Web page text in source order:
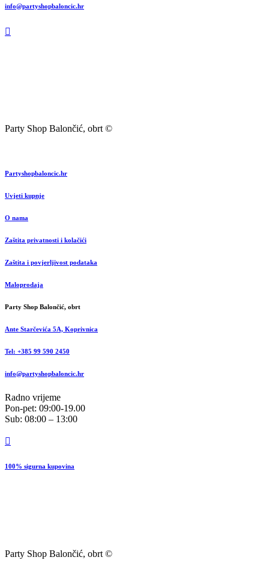
info@partyshopbaloncic.hr
Party Shop Balončić, obrt ©
Partyshopbaloncic.hr
Uvjeti kupnje
O nama
Zaštita privatnosti i kolačići
Zaštita i povjerljivost podataka
Maloprodaja
Party Shop Balončić, obrt
Ante Starčevića 5A, Koprivnica
Tel: +385 99 590 2450
info@partyshopbaloncic.hr
Radno vrijeme
Pon-pet: 09:00-19.00
Sub: 08:00 – 13:00
100% sigurna kupovina
Party Shop Balončić, obrt ©